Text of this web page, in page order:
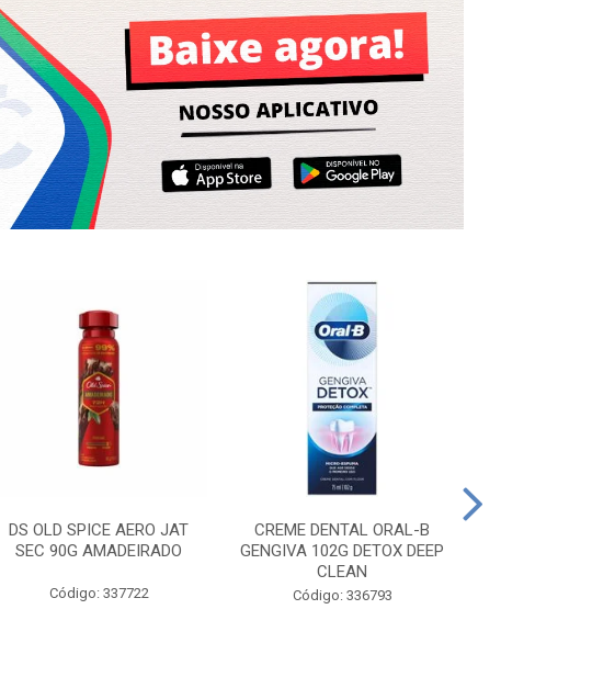
DS OLD SPICE AERO JAT
SEC 90G AMADEIRADO
Código: 337722
CREME DENTAL ORAL-B
GENGIVA 102G DETOX DEEP
CLEAN
Código: 336793